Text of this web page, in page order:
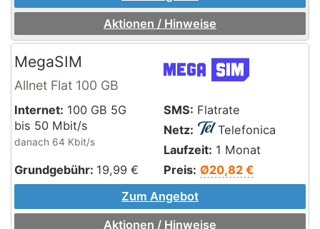
Aktionen / Hinweise
MegaSIM
Allnet Flat 100 GB
Internet: 100 GB 5G
bis 50 Mbit/s
danach 64 Kbit/s
SMS: Flatrate
Netz:
Telefonica
Laufzeit: 1 Monat
Grundgebühr: 19,99 € Preis: Ø20,82 €
Zum Angebot
Aktionen / Hinweise